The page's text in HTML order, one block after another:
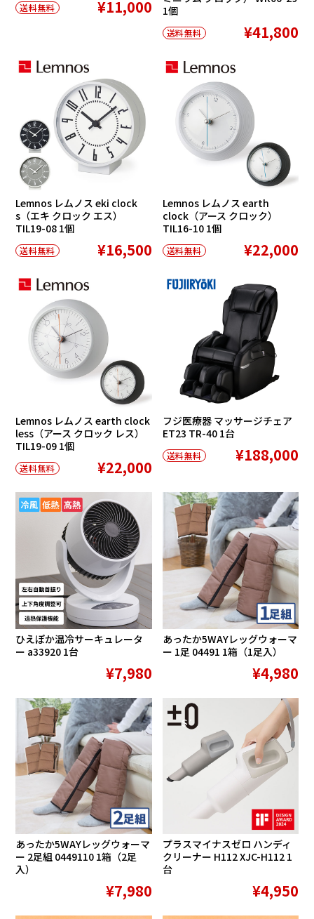
送料無料 ¥11,000
1個
送料無料 ¥41,800
Lemnos レムノス eki clock
s（エキ クロック エス）
TIL19-08 1個
送料無料 ¥16,500
Lemnos レムノス earth
clock（アース クロック）
TIL16-10 1個
送料無料 ¥22,000
Lemnos レムノス earth clock
less（アース クロック レス）
TIL19-09 1個
送料無料 ¥22,000
フジ医療器 マッサージチェア
ET23 TR-40 1台
送料無料 ¥188,000
ひえぽか温冷サーキュレータ
ー a33920 1台
¥7,980
あったか5WAYレッグウォーマ
ー 1足 04491 1箱（1足入）
¥4,980
あったか5WAYレッグウォーマ
ー 2足組 0449110 1箱（2足
入）
¥7,980
SALE
プラスマイナスゼロ ハンディ
クリーナー H112 XJC-H112 1
台
¥4,950